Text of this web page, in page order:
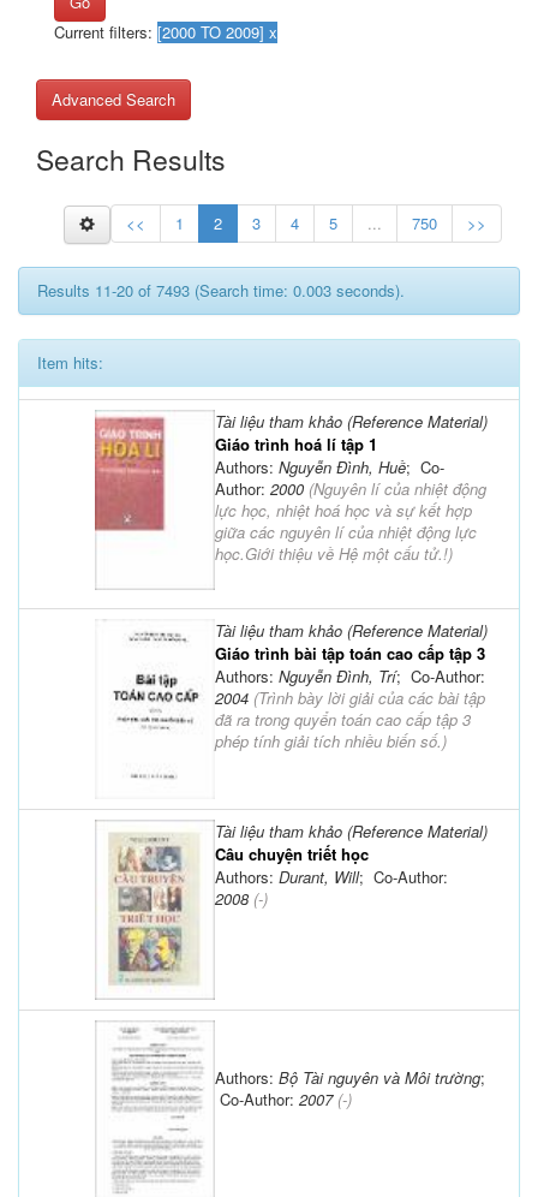
Current filters:
Advanced Search
Search Results
<< 1 2 3 4 5 ... 750 >>
Results 11-20 of 7493 (Search time: 0.003 seconds).
Item hits:
Tài liệu tham khảo (Reference Material)
Giáo trình hoá lí tập 1
Authors: Nguyễn Đình, Huề; Co-
Author: 2000 (Nguyên lí của nhiệt động
lực học, nhiệt hoá học và sự kết hợp
giữa các nguyên lí của nhiệt động lực
học.Giới thiệu về Hệ một cấu tử.!)
Tài liệu tham khảo (Reference Material)
Giáo trình bài tập toán cao cấp tập 3
Authors: Nguyễn Đình, Trí; Co-Author:
2004 (Trình bày lời giải của các bài tập
đã ra trong quyển toán cao cấp tập 3
phép tính giải tích nhiều biến số.)
Tài liệu tham khảo (Reference Material)
Câu chuyện triết học
Authors: Durant, Will; Co-Author:
2008 (-)
Authors: Bộ Tài nguyên và Môi trường;
Co-Author: 2007(-)